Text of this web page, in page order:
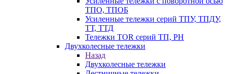
ТПО, ТПОБ
Усиленные тележки серий ТПУ, ТПДУ,
ТТ, ТТД
Тележки TOR серий ТП, PH
Двухколесные тележки
Назад
Двухколесные тележки